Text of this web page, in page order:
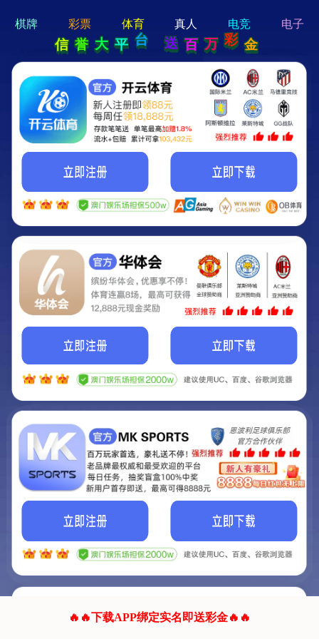
hi 💗
Hey Guys!
我们即将上线啦...
我们的网站正在建设.
它将是非常棒的网站.
联系我们!